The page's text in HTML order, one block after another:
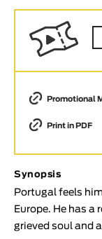
Animar
LENGTH
< / >
GENDER
Animation
Experimental
Documentary
Promotional
Print in PDF
Synopsis
Portugal feels
Europe. He has
grieved soul and